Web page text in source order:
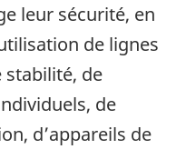
leur sécurité, en
de lignes
stabilité, de
de
d’appareils de